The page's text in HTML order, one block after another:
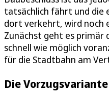
tatsächlich fährt und die
dort verkehrt, wird noch
Zunächst geht es primär
schnell wie möglich
für die Stadtbahn am
Die Vorzugsvariante